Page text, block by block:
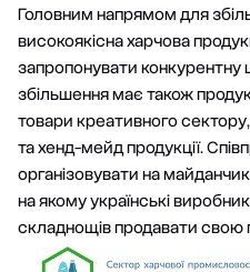
Головним напрямом для
високоякісна харчова
запропонувати конкурентну
збільшення має також
товари креативного
та хенд-мейд продукції.
організовувати на
на якому українські
складнощів продавати свою